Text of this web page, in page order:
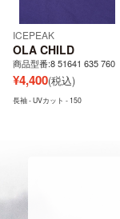
ICEPEAK
OLA CHILD
商品型番:8 51641 635 760
¥4,400(税込)
長袖 - UVカット - 150